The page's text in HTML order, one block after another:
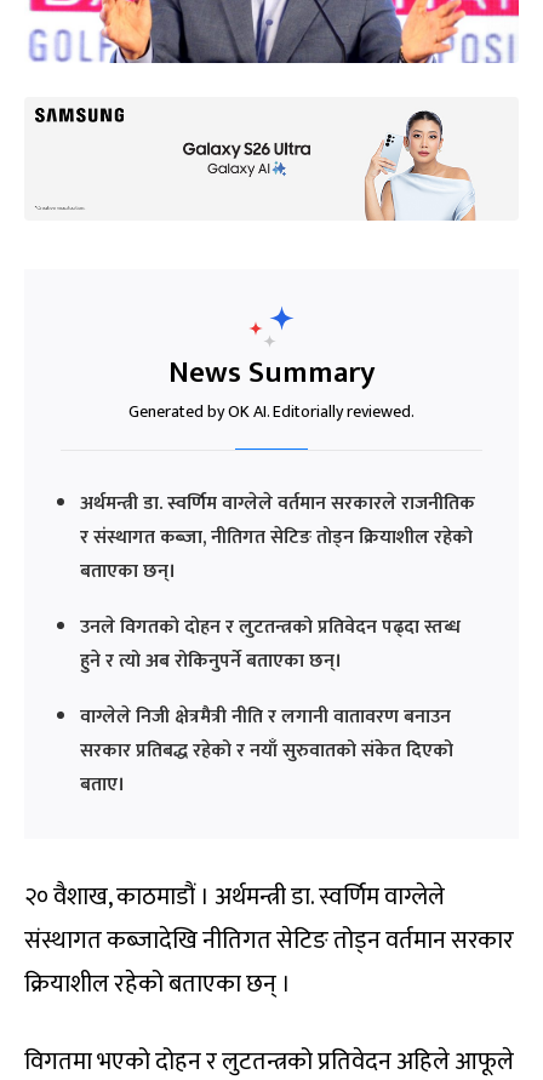
News Summary
Generated by OK AI. Editorially reviewed.
अर्थमन्त्री डा. स्वर्णिम वाग्लेले वर्तमान सरकारले राजनीतिक
र संस्थागत कब्जा, नीतिगत सेटिङ तोड्न क्रियाशील रहेको
बताएका छन्।
उनले विगतको दोहन र लुटतन्त्रको प्रतिवेदन पढ्दा स्तब्ध
हुने र त्यो अब रोकिनुपर्ने बताएका छन्।
वाग्लेले निजी क्षेत्रमैत्री नीति र लगानी वातावरण बनाउन
सरकार प्रतिबद्ध रहेको र नयाँ सुरुवातको संकेत दिएको
बताए।
२० वैशाख, काठमाडौं । अर्थमन्त्री डा. स्वर्णिम वाग्लेले
संस्थागत कब्जादेखि नीतिगत सेटिङ तोड्न वर्तमान सरकार
क्रियाशील रहेको बताएका छन् ।
विगतमा भएको दोहन र लुटतन्त्रको प्रतिवेदन अहिले आफूले